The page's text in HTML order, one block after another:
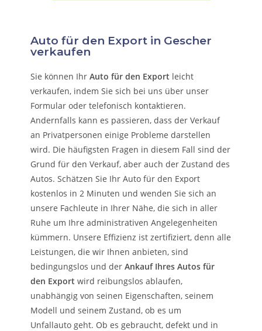
Auto für den Export in Gescher
verkaufen
Sie können IhrAuto für den Export leicht
verkaufen, indem Sie sich bei uns über unser
Formular oder telefonisch kontaktieren.
Andernfalls kann es passieren, dass der Verkauf
an Privatpersonen einige Probleme darstellen
wird. Die häufigsten Fragen in diesem Fall sind der
Grund für den Verkauf, aber auch der Zustand des
Autos. Schätzen Sie Ihr Auto für den Export
kostenlos in 2 Minuten und wenden Sie sich an
unsere Fachleute in Ihrer Nähe, die sich in aller
Ruhe um Ihre administrativen Angelegenheiten
kümmern. Unsere Effizienz ist zertifiziert, denn alle
Leistungen, die wir Ihnen anbieten, sind
bedingungslos und derAnkauf Ihres Autos für
den Export wird reibungslos ablaufen,
unabhängig von seinen Eigenschaften, seinem
Modell und seinem Zustand, ob es um
Unfallauto geht. Ob es gebraucht, defekt und in